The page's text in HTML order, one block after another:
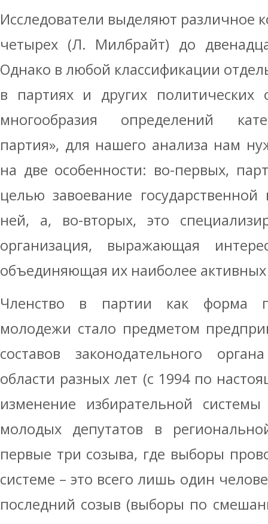
Исследователи выделяют различное
четырех (Л. Милбрайт) до
Однако в любой классификации
в партиях и других политических
многообразия определений
партия», для нашего анализа нам
на две особенности: во-первых,
целью завоевание
ней, а, во-вторых, это
организация, выражающая
объединяющая их наиболее активных
Членство в партии как форма
молодежи стало предметом
составов законодательного
области разных лет (с 1994 по
изменение избирательной
молодых депутатов в
первые три созыва, где выборы
системе – это всего лишь один
последний созыв (выборы по